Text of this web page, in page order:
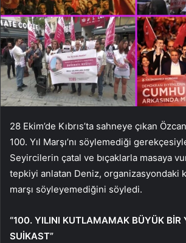
28 Ekim’de Kıbrıs’ta sahneye çıkan
100. Yıl Marşı’nı söylemediği
Seyircilerin çatal ve bıçaklarla masaya
tepkiyi anlatan Deniz, organizasyondaki
marşı söyleyemediğini söyledi.
“100. YILINI KUTLAMAMAK BÜYÜK BİR
SUİKAST”